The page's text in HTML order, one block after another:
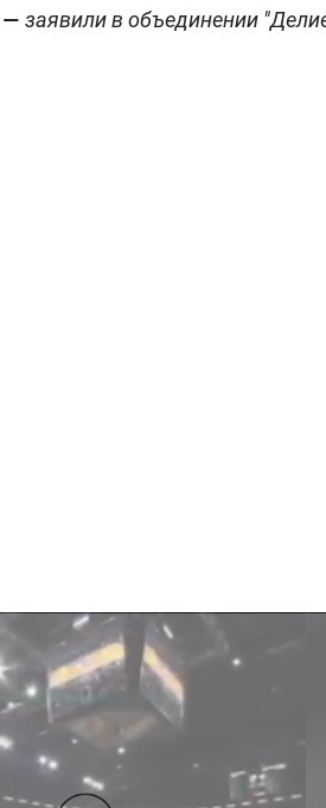
— заявили в объединении